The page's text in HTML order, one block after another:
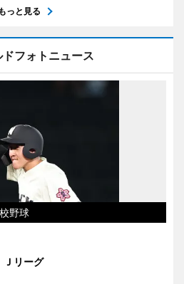
もっと見る
ドフォトニュース
野球
リーグ